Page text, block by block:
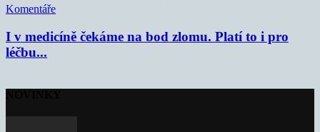
Komentáře
I v medicíně čekáme na bod zlomu. Platí to i pro
léčbu...